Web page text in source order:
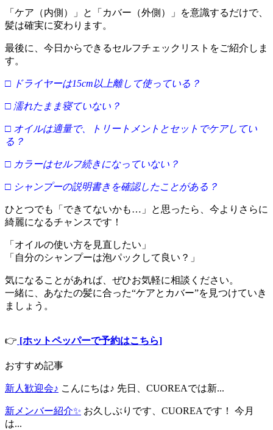
「ケア（内側）」と「カバー（外側）」を意識するだけで、
髪は確実に変わります。
最後に、今日からできるセルフチェックリストをご紹介しま
す。
□ ドライヤーは15cm以上離して使っている？
□ 濡れたまま寝ていない？
□ オイルは適量で、トリートメントとセットでケアしてい
る？
□ カラーはセルフ続きになっていない？
□ シャンプーの説明書きを確認したことがある？
ひとつでも「できてないかも…」と思ったら、今よりさらに
綺麗になるチャンスです！
「オイルの使い方を見直したい」
「自分のシャンプーは泡パックして良い？」
気になることがあれば、ぜひお気軽に相談ください。
一緒に、あなたの髪に合った“ケアとカバー”を見つけていき
ましょう。
👉 [ホットペッパーで予約はこちら]
おすすめ記事
新人歓迎会♪ こんにちは♪ 先日、CUOREAでは新...
新メンバー紹介✨ お久しぶりです、CUOREAです！ 今月
は...